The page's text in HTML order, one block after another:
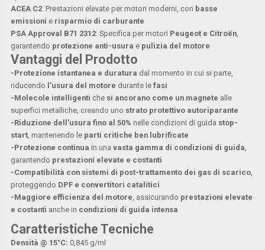
ACEA C2: Prestazioni elevate per motori moderni, con basse
emissioni e risparmio di carburante
PSA Approval B71 2312: Specifica per motori Peugeot e Citroën,
garantendo protezione anti-usura e pulizia del motore
Vantaggi del Prodotto
-Protezione istantanea e duratura dal momento in cui si parte,
riducendo l'usura del motore durante lefasi
-Molecole intelligenti che si ancorano come un magnete alle
superfici metalliche, creando uno strato protettivo autoriparante
-Riduzione dell'usura fino al 50% nelle condizioni di guida stop-
start, mantenendo le parti critiche ben lubrificate
-Protezione continua in unavasta gamma di condizioni di guida,
garantendo prestazioni elevate e costanti
-Compatibilità con sistemi di post-trattamento dei gas di scarico,
proteggendo DPF e convertitori catalitici
-Maggiore efficienza del motore, assicurando prestazioni elevate
e costanti anche in condizioni di guida intensa
Caratteristiche Tecniche
Densità @ 15°C: 0,845 g/ml